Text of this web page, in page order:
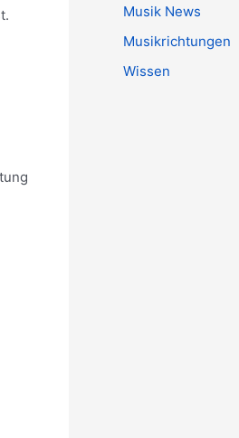
Musik News
Musikrichtungen
Wissen